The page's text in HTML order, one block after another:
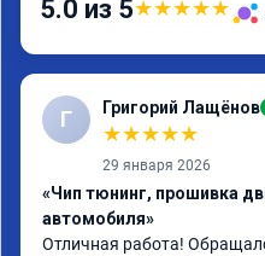
5.0 из 5★★★★★
Г Григорий Лащёнов
★★★★★
29 января 2026
«Чип тюнинг, прошивка
автомобиля»
Отличная работа!